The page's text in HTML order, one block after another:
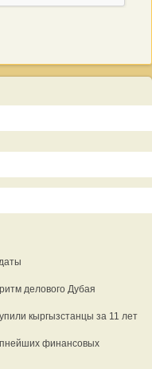
делового Дубая
кыргызстанцы за 11 лет
финансовых